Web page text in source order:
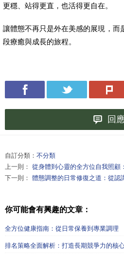
更穩、站得更直，也活得更自在。
讓體態不再只是外在美感的展現，而
段療癒與成長的旅程。
回
自訂分類： 不分類
上一則： 從身體到心靈的全方位自我照顧
下一則： 體態調整的日常修復之道：從認
你可能會有興趣的文章：
全方位健康指南：從日常保養到專業調理
排名策略全面解析：打造長期競爭力的核